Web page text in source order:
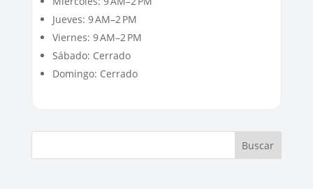
Jueves: 9 AM–2 PM
Viernes: 9 AM–2 PM
Sábado: Cerrado
Domingo: Cerrado
Buscar